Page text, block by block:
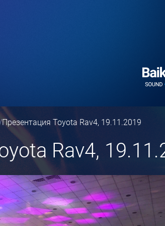
Презентация Toyota Rav4, 19.11.2019
Rav4,